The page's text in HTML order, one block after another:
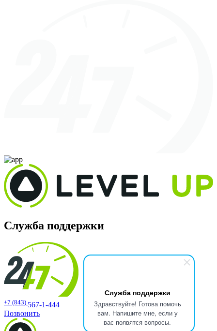
Служба поддержки
Здравствуйте! Готова помочь
вам. Напишите мне, если у
вас появятся вопросы.
Служба поддержки
+7 (843) 567-1-444
Позвонить